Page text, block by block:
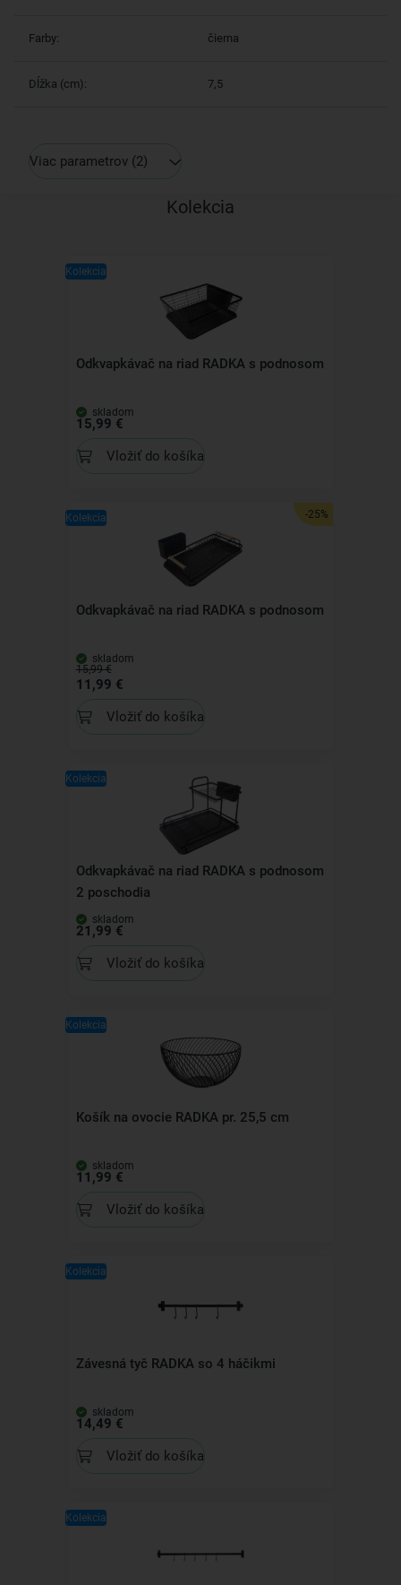
Farby: čierna
Dĺžka (cm): 7,5
Viac parametrov (2)
Kolekcia
Kolekcia
Odkvapkávač na riad RADKA s podnosom
skladom
15,99 €
Vložiť do košíka
-25%
Kolekcia
Odkvapkávač na riad RADKA s podnosom
skladom
15,99 €
11,99 €
Vložiť do košíka
Kolekcia
Odkvapkávač na riad RADKA s podnosom
2 poschodia
skladom
21,99 €
Vložiť do košíka
Kolekcia
Košík na ovocie RADKA pr. 25,5 cm
skladom
11,99 €
Vložiť do košíka
Kolekcia
Závesná tyč RADKA so 4 háčikmi
skladom
14,49 €
Vložiť do košíka
Kolekcia